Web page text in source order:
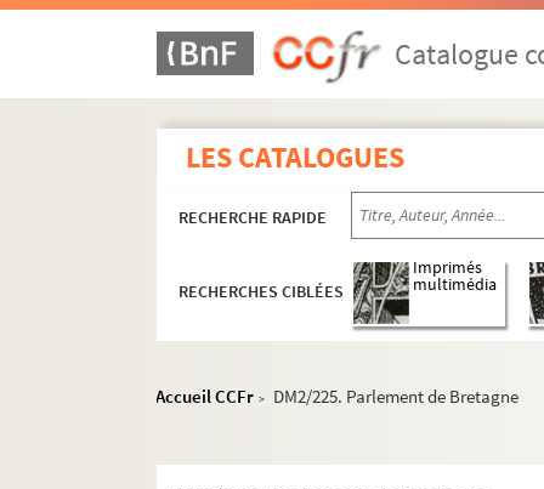
Catalogue
LES CATALOGUES
RECHERCHE RAPIDE
RECHERCHES CIBLÉES
Imprimés
multimédia
Accueil CCFr > DM2/225. Parlement de Bretagne